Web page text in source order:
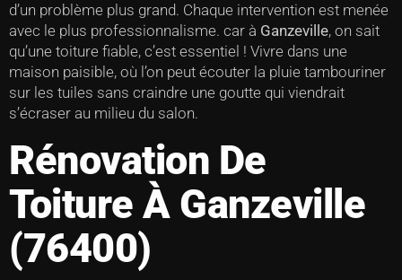
d’un problème plus grand. Chaque intervention est menée
avec le plus professionnalisme. car à Ganzeville, on sait
qu’une toiture fiable, c’est essentiel ! Vivre dans une
maison paisible, où l’on peut écouter la pluie tambouriner
sur les tuiles sans craindre une goutte qui viendrait
s’écraser au milieu du salon.
Rénovation De
Toiture À Ganzeville
(76400)